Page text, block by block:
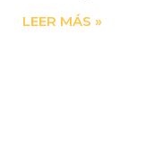
LEER MÁS »